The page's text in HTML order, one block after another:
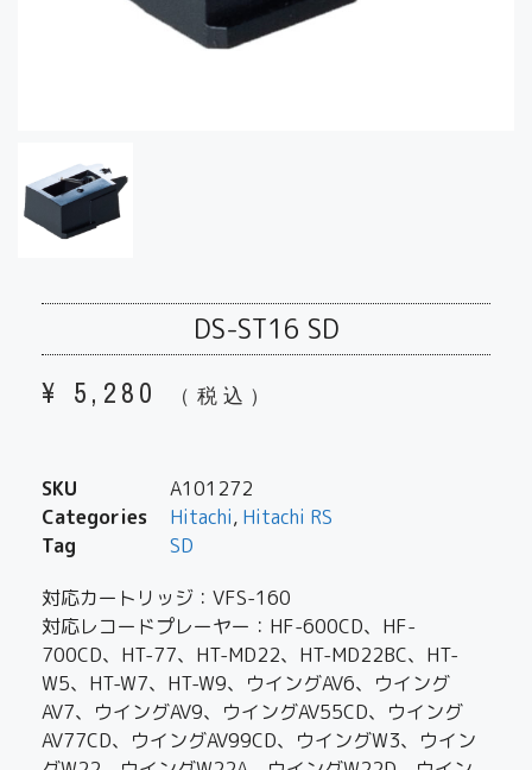
DS-ST16 SD
¥ 5,280 （税込）
SKU
A101272
Categories
Hitachi, Hitachi RS
Tag
SD
対応カートリッジ：VFS-160
対応レコードプレーヤー：HF-600CD、HF-
700CD、HT-77、HT-MD22、HT-MD22BC、HT-
W5、HT-W7、HT-W9、ウイングAV6、ウイング
AV7、ウイングAV9、ウイングAV55CD、ウイング
AV77CD、ウイングAV99CD、ウイングW3、ウイン